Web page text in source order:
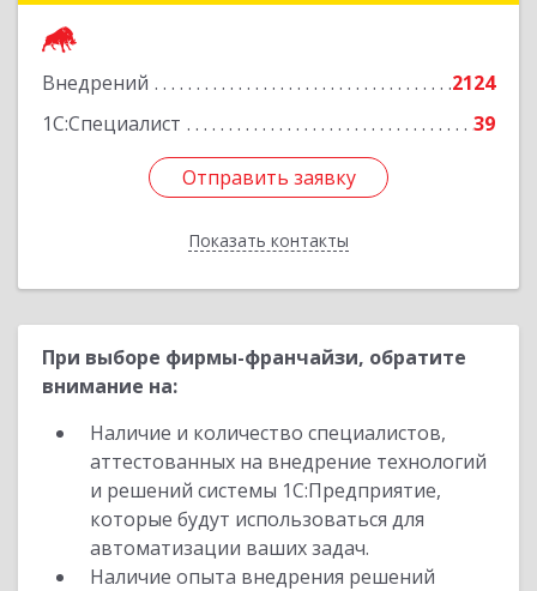
Внедрений
2124
1С:Специалист
39
Отправить заявку
Показать контакты
Отправить заявку
Назад
При выборе фирмы-франчайзи, обратите
внимание на:
Наличие и количество специалистов,
аттестованных на внедрение технологий
и решений системы 1С:Предприятие,
которые будут использоваться для
автоматизации ваших задач.
Наличие опыта внедрения решений